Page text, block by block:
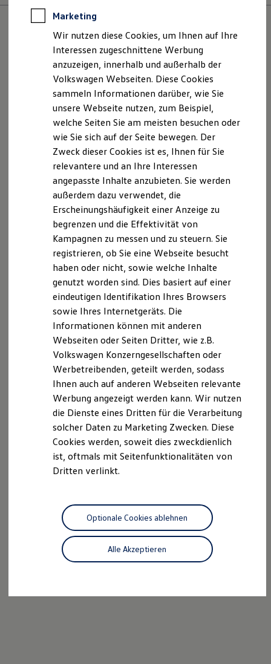
Software, Konnektivität & Apps
California App
VW Connect für Ihren ID. Buzz
VW Connect für Ihren Transporter/Caravelle
VW Connect für Ihren Amarok
VW Connect für andere Modelle
Connect Pro
Fleet Interface Data
Multistop Pathfinder
Übersicht Software Updates
Hilfreiches für Besitzer
Fahrerassistenz- und Sicherheitssysteme
Kontrollleuchten
Kurzfahrprofile und Ölverdünnung
XTL-Dieselkraftstoff
Ersatzteile und Betriebsflüssigkeiten
Original Zubehör und Lifestyle Produkte
myVolkswagen
myVolkswagen Business
Elektrisch & Autonom
Elektro - & Hybridfahrzeuge
Unser Ansatz
Klimafreundlicher Strom
Reichweite & Ladelösungen
Reichweitensimulator
Ladezeitensimulator
Ladelösungen für Privatkunden
Ladelösungen für Gewerbekunden
Wallbox und Ladekabel
Förderung & Kosten der Elektrofahrzeuge
Fördermöglichkeiten für Privatkunden
Fördermöglichkeiten für Gewerbekunden
Autonomes Fahren
Mehr zum ID. Buzz
Online Beratung
California Club
California Magazin & Ratgeber
Vanlife
California App
California Lifestyle & Zubehör
Übernachten im California
Unternehmen
Karriere
Nachhaltigkeit
Hartmut Diele
Verkäufer
+49-5971-79102518
E-Mail schreiben
Marketing
Wir nutzen diese Cookies, um Ihnen auf Ihre
Interessen zugeschnittene Werbung
anzuzeigen, innerhalb und außerhalb der
Volkswagen Webseiten. Diese Cookies
sammeln Informationen darüber, wie Sie
unsere Webseite nutzen, zum Beispiel,
welche Seiten Sie am meisten besuchen oder
wie Sie sich auf der Seite bewegen. Der
Zweck dieser Cookies ist es, Ihnen für Sie
relevantere und an Ihre Interessen
angepasste Inhalte anzubieten. Sie werden
außerdem dazu verwendet, die
Erscheinungshäufigkeit einer Anzeige zu
begrenzen und die Effektivität von
Kampagnen zu messen und zu steuern. Sie
registrieren, ob Sie eine Webseite besucht
haben oder nicht, sowie welche Inhalte
genutzt worden sind. Dies basiert auf einer
eindeutigen Identifikation Ihres Browsers
sowie Ihres Internetgeräts. Die
Informationen können mit anderen
Webseiten oder Seiten Dritter, wie z.B.
Volkswagen Konzerngesellschaften oder
Werbetreibenden, geteilt werden, sodass
Ihnen auch auf anderen Webseiten relevante
Werbung angezeigt werden kann. Wir nutzen
die Dienste eines Dritten für die Verarbeitung
solcher Daten zu Marketing Zwecken. Diese
Cookies werden, soweit dies zweckdienlich
ist, oftmals mit Seitenfunktionalitäten von
Dritten verlinkt.
Alle Akzeptieren
Optionale Cookies ablehnen